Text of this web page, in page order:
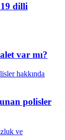
dilli
var mı?
polisler